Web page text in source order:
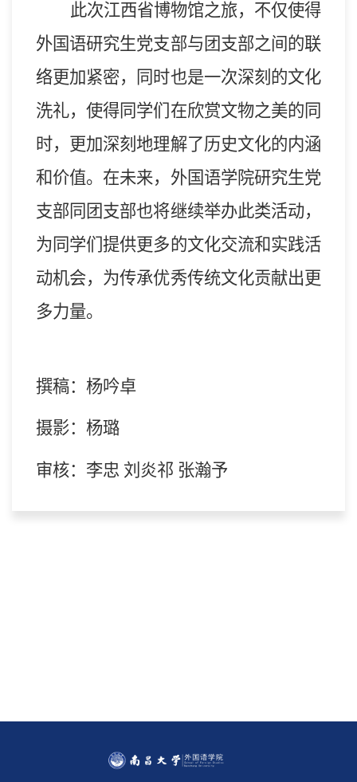
此次江西省博物馆之旅，不仅使得
外国语研究生党支部与团支部之间的联
络更加紧密，同时也是一次深刻的文化
洗礼，使得 同学们在欣赏文物之美的同
时，更加深刻地理解了历史文化的内涵
和价值。在未来，外国语学院研究生党
支部同团支部也将继续举办此类活动，
为同学们提供更多的文化交流和实践活
动机会，为传承优秀传统文化贡献出更
多力量。
撰稿： 杨吟卓
摄影： 杨璐
审核：李忠 刘炎祁 张瀚予